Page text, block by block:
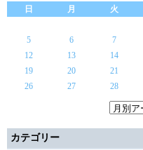
日
月 火
5
6 7
12
13 14
19
20 21
26
27 28
カテゴリー